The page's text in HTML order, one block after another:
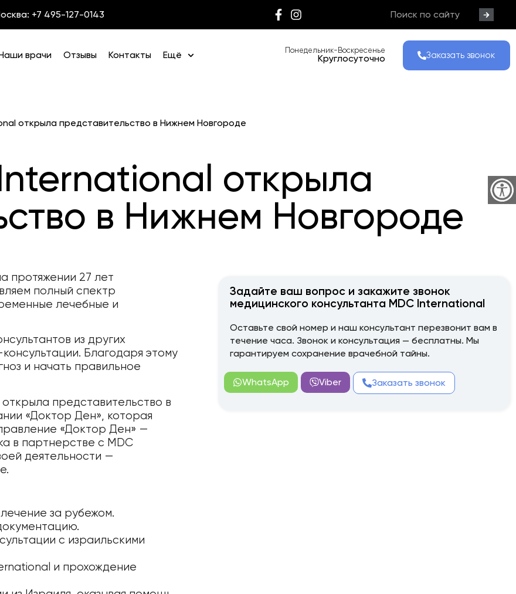
+7 495-127-0143
врачи Отзывы Контакты Ещё Понедельник-Воскресенье
Круглосуточно Заказать звонок
открыла представительство в Нижнем Новгороде
открыла
в Нижнем Новгороде
протяжении 27 лет
полный спектр
лечебные и
из других
Благодаря этому
и начать правильное
представительство в
«Доктор Ден», которая
«Доктор Ден» —
в партнерстве с MDC
деятельности —
за рубежом.
с израильскими
и прохождение
Задайте ваш вопрос и закажите звонок
медицинского консультанта MDC International
Оставьте свой номер и наш консультант перезвонит вам в
течение часа. Звонок и консультация — бесплатны. Мы
гарантируем сохранение врачебной тайны.
WhatsApp Viber Заказать звонок